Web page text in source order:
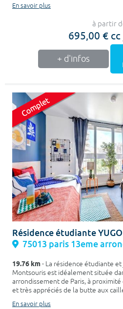
En savoir plus
à partir
695,00 €
+ d'infos
Résidence étudiante
75013 paris 13eme
19.76 km- La résidence étudiante et
Montsouris est idéalement située
arrondissement de Paris, à
et très appréciés de la butte aux
En savoir plus